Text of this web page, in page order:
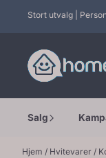
Hopp til innhold
Stort utvalg |
Salg
Hjem / Hvitevarer /